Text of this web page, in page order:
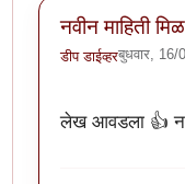
नवीन माहिती
डीप डाईव्हरबुधवार,
लेख आवडला 👍